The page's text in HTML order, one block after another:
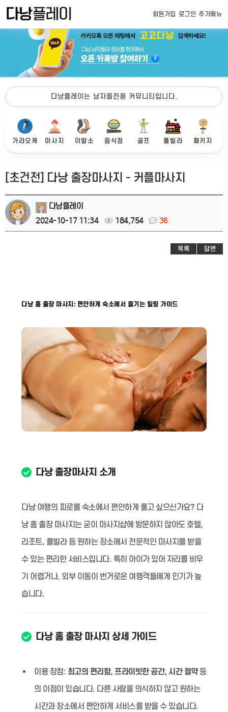
회원가입 로그인 추가메뉴
다낭플레이는 남자들전용 커뮤니티입니다.
가라오케 마사지 이발소 음식점 골프 풀빌라 패키지
[초건전] 다낭 출장마사지 - 커플마사지
다낭플레이
2024-10-17 11:34
184,754 36
목록 답변
다낭 홈 출장 마사지: 편안하게 숙소에서 즐기는 힐링 가이드
다낭 출장마사지 소개
다낭 여행의 피로를 숙소에서 편안하게 풀고 싶으신가요? 다
낭 홈 출장 마사지는 굳이 마사지샵에 방문하지 않아도 호텔,
리조트, 풀빌라 등 원하는 장소에서 전문적인 마사지를 받을
수 있는 편리한 서비스입니다. 특히 아이가 있어 자리를 비우
기 어렵거나, 외부 이동이 번거로운 여행객들에게 인기가 높
습니다.
다낭 홈 출장 마사지 상세 가이드
이용 장점: 최고의 편리함, 프라이빗한 공간, 시간 절약등
의 이점이 있습니다. 다른 사람을 의식하지 않고 원하는
시간과 장소에서 편안하게 서비스를 받을 수 있습니다.